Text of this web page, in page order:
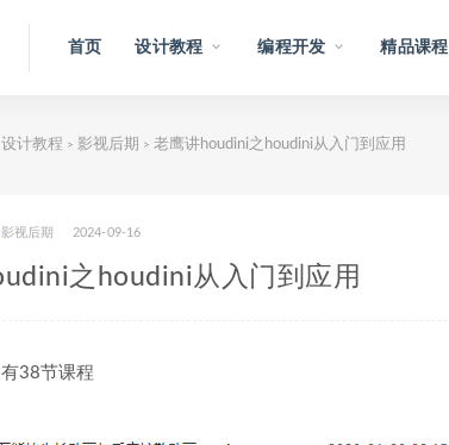
首页 设计教程 编程开发 精品课程
设计教程 > 影视后期 > 老鹰讲houdini之houdini从入门到应用
影视后期 2024-09-16
之houdini从入门到应用
38节课程